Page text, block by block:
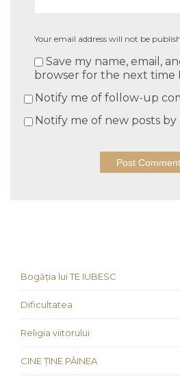
Your email address will not be
Save my name, email,
browser for the next time
Notify me of follow-up
Notify me of new posts by
Bogăția lui TE IUBESC
Dificultatea
Religia viitorului
CINE ȚINE PÂINEA